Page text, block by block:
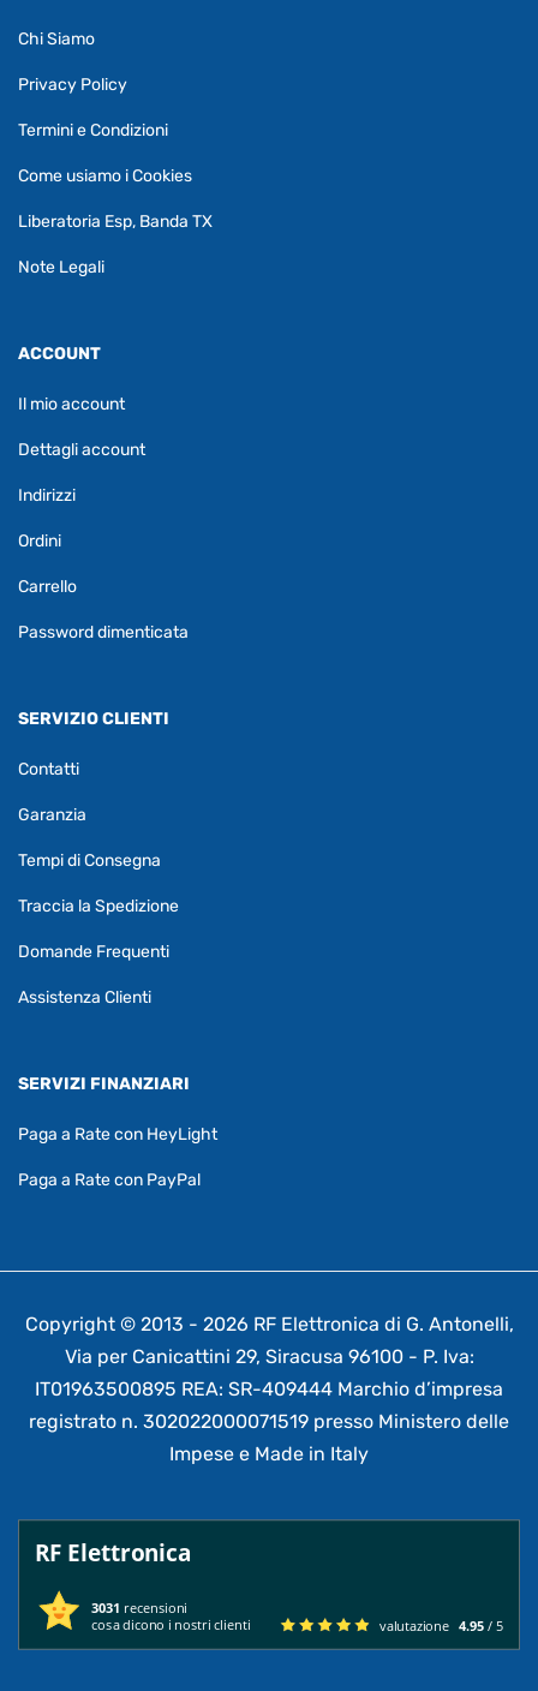
Chi Siamo
Privacy Policy
Termini e Condizioni
Come usiamo i Cookies
Liberatoria Esp, Banda TX
Note Legali
ACCOUNT
Il mio account
Dettagli account
Indirizzi
Ordini
Carrello
Password dimenticata
SERVIZIO CLIENTI
Contatti
Garanzia
Tempi di Consegna
Traccia la Spedizione
Domande Frequenti
Assistenza Clienti
SERVIZI FINANZIARI
Paga a Rate con HeyLight
Paga a Rate con PayPal
Copyright © 2013 - 2026 RF Elettronica di G. Antonelli,
Via per Canicattini 29, Siracusa 96100 - P. Iva:
IT01963500895 REA: SR-409444 Marchio d’impresa
registrato n. 302022000071519 presso Ministero delle
Impese e Made in Italy
RF Elettronica
3031 recensioni
cosa dicono i nostri clienti
valutazione 4.95 / 5